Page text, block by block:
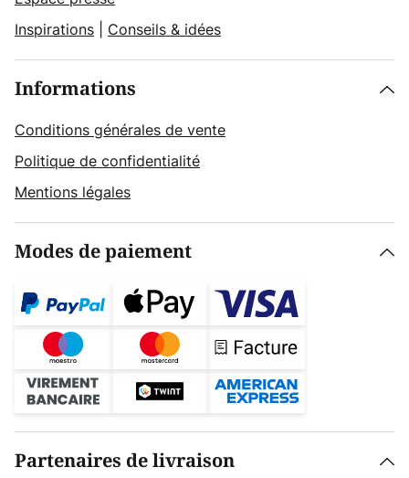
Inspirations
Conseils & idées
Informations
Conditions générales de vente
Politique de confidentialité
Mentions légales
Modes de paiement
Partenaires de livraison